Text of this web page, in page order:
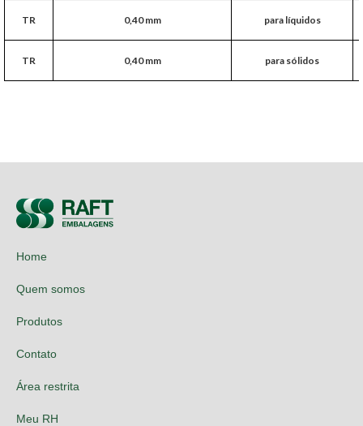
TR 0,40 mm para líquidos
TR 0,40 mm para sólidos
Home
Quem somos
Produtos
Contato
Área restrita
Meu RH